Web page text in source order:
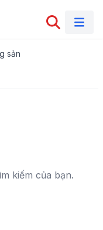
sản
kiếm của bạn.